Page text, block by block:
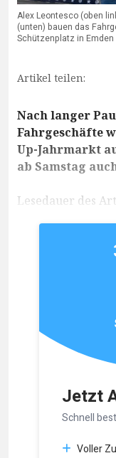
Alex Leontesco (oben
(unten) bauen das
Schützenplatz in Emden
Artikel teilen:
Nach langer
Fahrgeschäfte
Up-Jahrmarkt
ab Samstag
Lesedauer des
Jetzt
Schnell
Voller